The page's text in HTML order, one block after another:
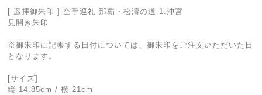
[ 遥拝御朱印 ] 空手巡礼 那覇・松濤の道 1.沖宮
見開き朱印
※御朱印に記帳する日付については、御朱印をご注文いただいた日
となります。
[サイズ]
縦 14.85cm / 横 21cm